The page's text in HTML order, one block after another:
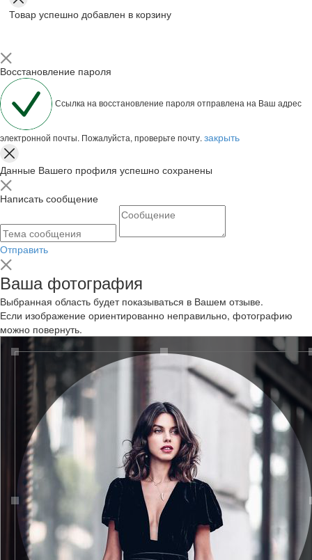
Товар успешно добавлен в корзину
Восстановление пароля
Ссылка на восстановление пароля отправлена на Ваш адрес
электронной почты. Пожалуйста, проверьте почту. закрыть
Данные Вашего профиля успешно сохранены
Написать сообщение
Отправить
Ваша фотография
Выбранная область будет показываться в Вашем отзыве.
Если изображение ориентированно неправильно, фотографию
можно повернуть.